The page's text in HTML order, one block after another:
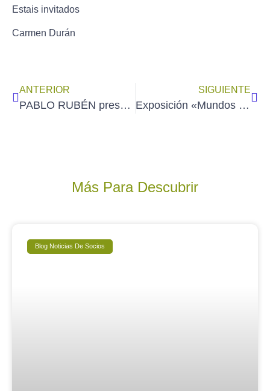
Estais invitados
Carmen Durán
ANTERIOR
PABLO RUBÉN presenta su nuevo libro «Curso de DIBUJO a través del PAISAJE» en Fnac-Callao (jueves 9 de mayo 19:00h)
SIGUIENTE
Exposición «Mundos oníricos» de BEATRIZ BARTOLOMÉ (hasta el 30de mayo)
Más Para Descubrir
Blog Noticias De Socios